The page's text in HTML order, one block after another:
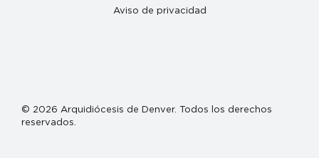
Aviso de privacidad
© 2026 Arquidiócesis de Denver. Todos los derechos
reservados.